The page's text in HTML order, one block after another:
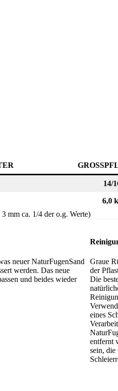
14/
6,0
mm ca. 1/4 der o.g. Werte)
neuer NaturFugenSand
werden. Das neue
und beides wieder
Graue
der
Die
eines
entfernt
sein, die